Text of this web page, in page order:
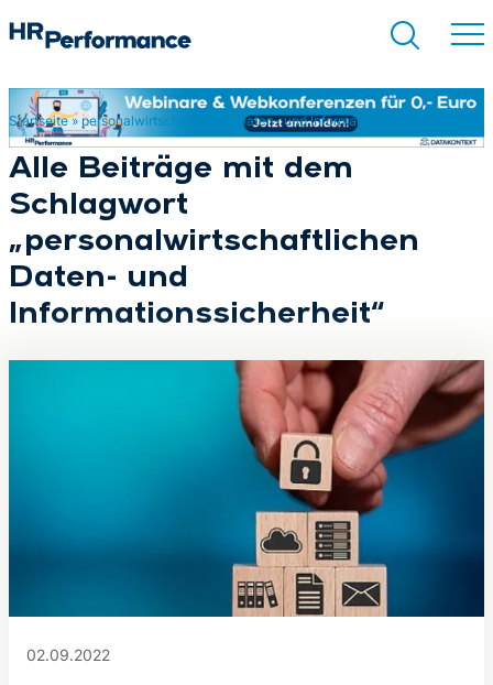
Suchen
Startseite» personalwirtschaftlichen Daten- und Informationssicherheit
Alle Beiträge mit dem
Schlagwort
„personalwirtschaftlichen
Daten- und
Informationssicherheit“
02.09.2022